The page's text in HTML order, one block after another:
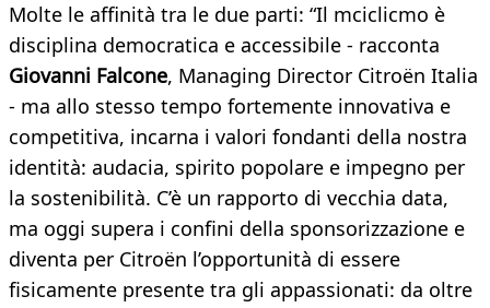
Molte le affinità tra le due parti: “Il mciclicmo è
disciplina democratica e accessibile - racconta
Giovanni Falcone, Managing Director Citroën Italia
- ma allo stesso tempo fortemente innovativa e
competitiva, incarna i valori fondanti della nostra
identità: audacia, spirito popolare e impegno per
la sostenibilità. C’è un rapporto di vecchia data,
ma oggi supera i confini della sponsorizzazione e
diventa per Citroën l’opportunità di essere
fisicamente presente tra gli appassionati: da oltre